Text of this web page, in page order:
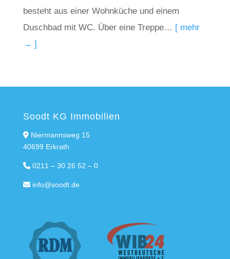
besteht aus einer Wohnküche und einem
Duschbad mit WC. Über eine Treppe… [ mehr
→ ]
Soodt KG Immobilien
Niermannsweg 15
40699 Erkrath
0211 – 30 26 52 – 0
info@soodt.de